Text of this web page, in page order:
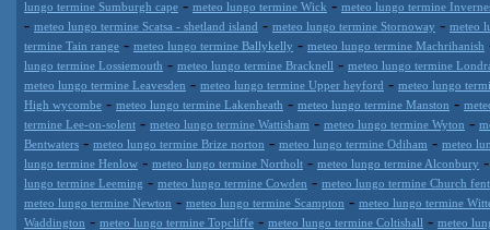
lungo termine Sumburgh cape - meteo lungo termine Wick - meteo lungo termine
- meteo lungo termine Scatsa - shetland island - meteo lungo termine Stornoway - meteo
termine Tain range - meteo lungo termine Ballykelly - meteo lungo termine Machrihanish
lungo termine Lossiemouth - meteo lungo termine Bracknell - meteo lungo termine
meteo lungo termine Leavesden - meteo lungo termine Upper heyford - meteo lungo
High wycombe - meteo lungo termine Lakenheath - meteo lungo termine Manston -
termine Lee-on-solent - meteo lungo termine Wattisham - meteo lungo termine Wyton -
Bentwaters - meteo lungo termine Brize norton - meteo lungo termine Odiham - meteo
lungo termine Henlow - meteo lungo termine Northolt - meteo lungo termine Alconbury
lungo termine Leeming - meteo lungo termine Cowden - meteo lungo termine Church
meteo lungo termine Newton - meteo lungo termine Scampton - meteo lungo termine
Waddington - meteo lungo termine Topcliffe - meteo lungo termine Coltishall - meteo